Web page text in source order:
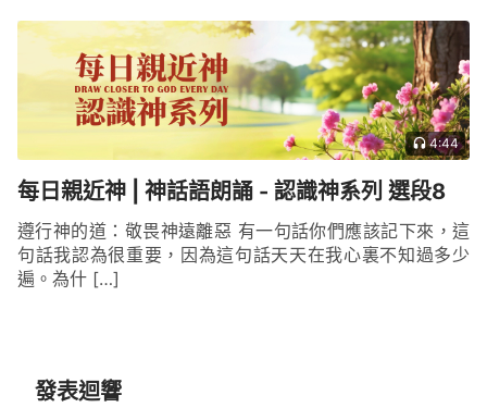
4:44
每日親近神 | 神話語朗誦 - 認識神系列 選段8
遵行神的道：敬畏神遠離惡 有一句話你們應該記下來，這
句話我認為很重要，因為這句話天天在我心裏不知過多少
遍。為什 […]
發表迴響